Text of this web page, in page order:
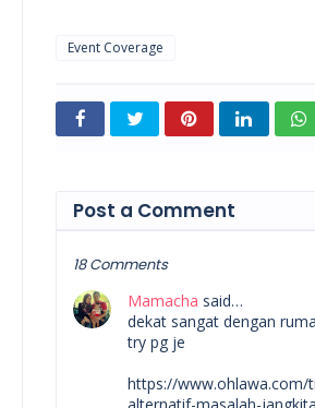
Event Coverage
Post a Comment
18 Comments
Mamacha said…
dekat sangat dengan
try pg je
https://www.ohlawa.com/